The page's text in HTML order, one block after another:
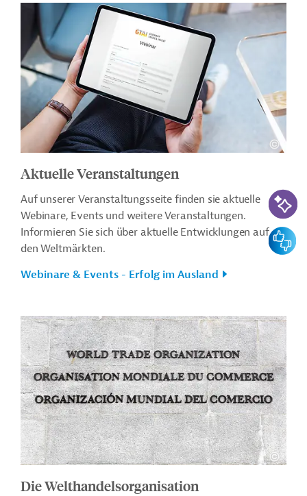
Aktuelle Veranstaltungen
Auf unserer Veranstaltungsseite finden sie aktuelle
Webinare, Events und weitere Veranstaltungen.
Informieren Sie sich über aktuelle Entwicklungen auf
den Weltmärkten.
Webinare & Events - Erfolg im Ausland
Die Welthandelsorganisation
KI-